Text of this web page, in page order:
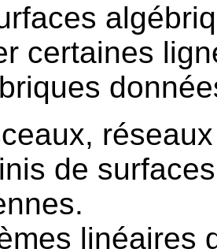
certaines
de
linéaires